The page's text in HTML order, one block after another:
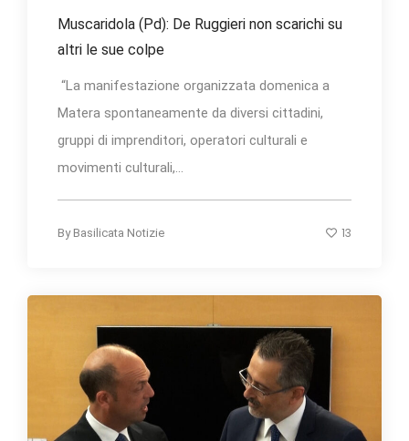
Muscaridola (Pd): De Ruggieri non scarichi su
altri le sue colpe
“La manifestazione organizzata domenica a
Matera spontaneamente da diversi cittadini,
gruppi di imprenditori, operatori culturali e
movimenti culturali,...
By Basilicata Notizie 13